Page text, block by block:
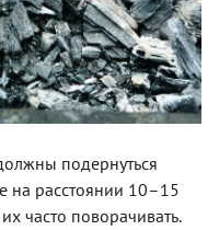
подернуться
расстоянии 10–15
часто поворачивать.